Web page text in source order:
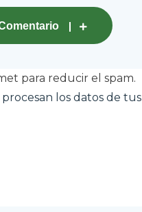
para reducir el spam.
los datos de tus